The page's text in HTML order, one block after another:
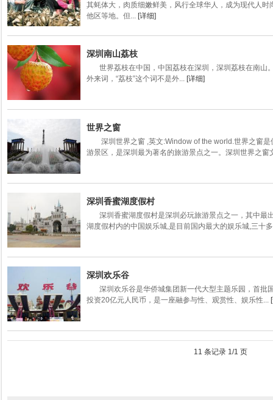
其蚝体大，肉质细嫩鲜美，风行全球华人，成为现代人
他区等地。但... [详细]
深圳南山荔枝
世界荔枝在中国，中国荔枝在深圳，深圳荔枝在南
外来词，“荔枝”这个词不是外... [详细]
世界之窗
深圳世界之窗 ,英文:Window of the world.世界之窗是
游景区，是深圳最为著名的旅游景点之一。深圳世界之窗
深圳香蜜湖度假村
深圳香蜜湖度假村是深圳必玩旅游景点之一，其中最
湖度假村内的中国娱乐城,是目前国内最大的娱乐城,三十
深圳欢乐谷
深圳欢乐谷是华侨城集团新一代大型主题乐园，首批
投资20亿元人民币，是一座融参与性、观赏性、娱乐性...
11 条记录 1/1 页